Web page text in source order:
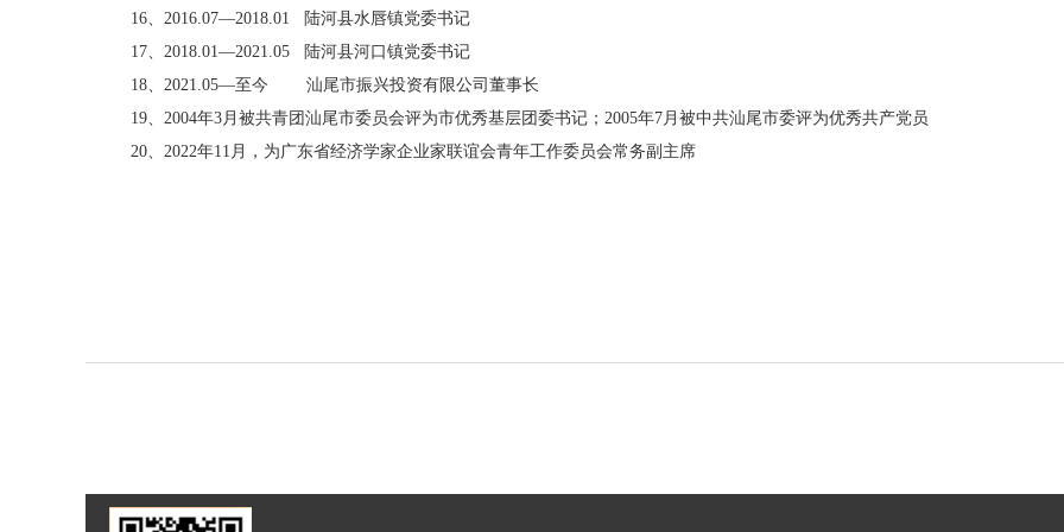
16、2016.07—2018.01 陆河县水唇镇党委书记
17、2018.01—2021.05 陆河县河口镇党委书记
18、2021.05—至今 汕尾市振兴投资有限公司董事长
19、2004年3月被共青团汕尾市委员会评为市优秀基层团委书记；2005年7月被中共汕尾市委评为优秀共产党员
20、 2022年11月，为广东省经济学家企业家联谊会青年工作委员会常务副主席